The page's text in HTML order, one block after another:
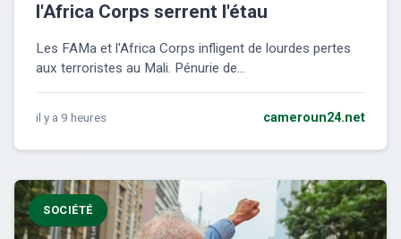
l'Africa Corps serrent l'étau
Les FAMa et l'Africa Corps infligent de lourdes pertes
aux terroristes au Mali. Pénurie de...
il y a 9 heures cameroun24.net
SOCIÉTÉ